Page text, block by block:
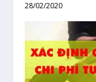
28/02/2020